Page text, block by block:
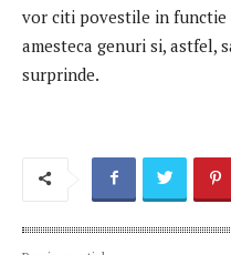
vor citi povestile in
amesteca genuri si, astfel,
surprinde.